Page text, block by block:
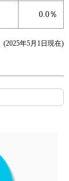
0.0％
(2025年5月1日現在)